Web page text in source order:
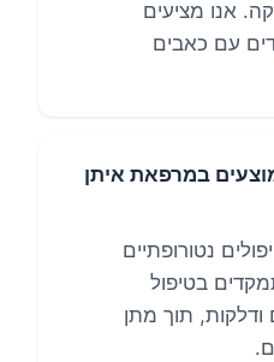
אנו מציעים
עם כאבים
מוצעים במרפאת איתן
נטורופתיים
בטיפול
ודלקות, תוך מתן